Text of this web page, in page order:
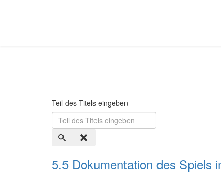
Teil des Titels eingeben
5.5 Dokumentation des Spiels